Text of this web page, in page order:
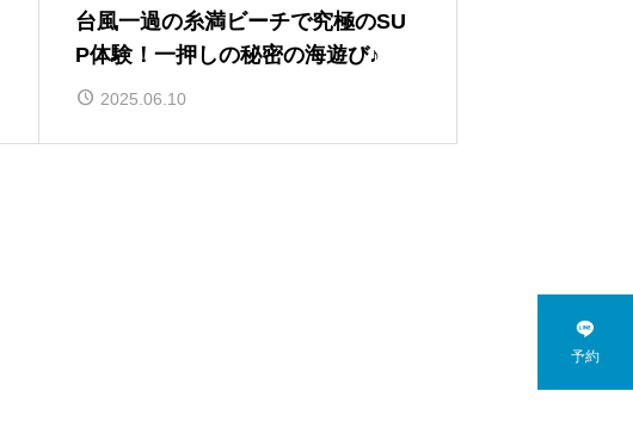
台風一過の糸満ビーチで究極のSU
P体験！一押しの秘密の海遊び♪
2025.06.10

予約